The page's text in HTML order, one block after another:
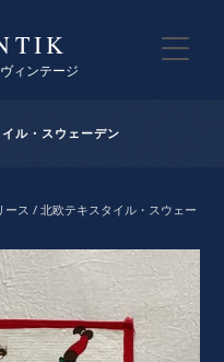
ィンテージ
ル・スウェーデン
ース / 北欧テキスタイル・スウェー